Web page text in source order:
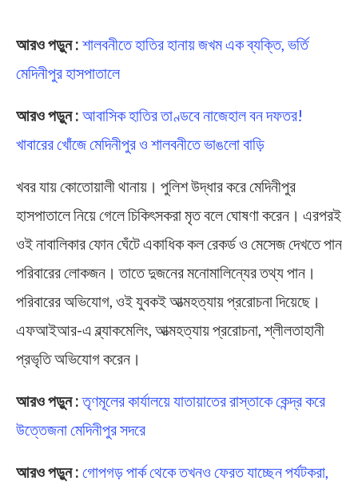
আরও পড়ুন : শালবনীতে হাতির হানায় জখম এক ব্যক্তি, ভর্তি
মেদিনীপুর হাসপাতালে
আরও পড়ুন : আবাসিক হাতির তাণ্ডবে নাজেহাল বন দফতর!
খাবারের খোঁজে মেদিনীপুর ও শালবনীতে ভাঙলো বাড়ি
খবর যায় কোতোয়ালী থানায়। পুলিশ উদ্ধার করে মেদিনীপুর
হাসপাতালে নিয়ে গেলে চিকিৎসকরা মৃত বলে ঘোষণা করেন। এরপরই
ওই নাবালিকার ফোন ঘেঁটে একাধিক কল রেকর্ড ও মেসেজ দেখতে পান
পরিবারের লোকজন। তাতে দুজনের মনোমালিন্যের তথ্য পান।
পরিবারের অভিযোগ, ওই যুবকই আত্মহত্যায় প্ররোচনা দিয়েছে।
এফআইআর-এ ব্ল্যাকমেলিং, আত্মহত্যায় প্ররোচনা, শ্লীলতাহানী
প্রভৃতি অভিযোগ করেন।
আরও পড়ুন : তৃণমূলের কার্যালয়ে যাতায়াতের রাস্তাকে কেন্দ্র করে
উত্তেজনা মেদিনীপুর সদরে
আরও পড়ুন : গোপগড় পার্ক থেকে তখনও ফেরত যাচ্ছেন পর্যটকরা,